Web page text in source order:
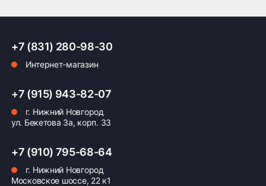
+7 (831) 280-98-30
Интернет-магазин
+7 (915) 943-82-07
г. Нижний Новгород
ул. Бекетова 3а, корп. 33
+7 (910) 795-68-64
г. Нижний Новгород
Московское шоссе, 22 к1